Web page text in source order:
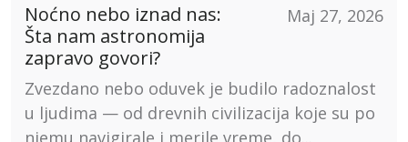
Noćno nebo iznad nas:
Šta nam astronomija
zapravo govori?
Maj 27, 2026
Zvezdano nebo oduvek je budilo radoznalost
u ljudima — od drevnih civilizacija koje su po
njemu navigirale i merile vreme, do...